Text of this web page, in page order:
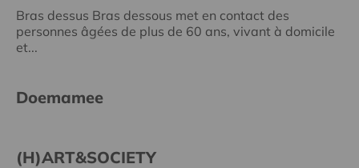
Bras dessus Bras dessous met en contact des
personnes âgées de plus de 60 ans, vivant à domicile
et...
Doemamee
(H)ART&SOCIETY